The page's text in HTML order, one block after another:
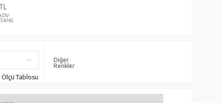
Ölçü Tablosu
Diğer
Renkler